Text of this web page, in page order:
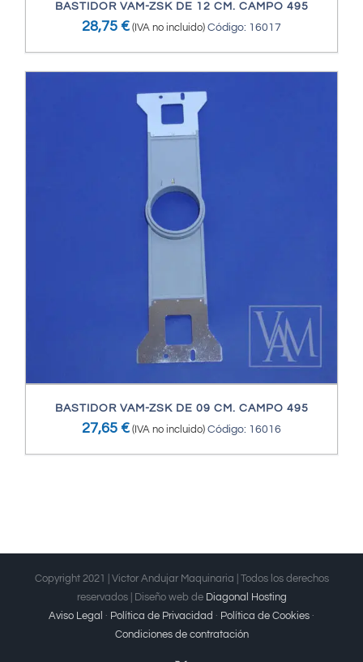
BASTIDOR VAM-ZSK DE 12 CM. CAMPO 495
28,75 € (IVA no incluido) Código: 16017
BASTIDOR VAM-ZSK DE 09 CM. CAMPO 495
27,65 € (IVA no incluido) Código: 16016
Copyright 2021 | Victor Andujar Maquinaria | Todos los derechos
reservados | Diseño web de Diagonal Hosting
Aviso Legal · Política de Privacidad · Política de Cookies ·
Condiciones de contratación